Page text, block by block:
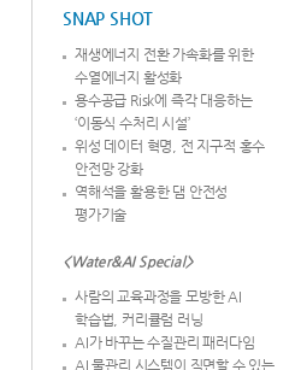
SNAP SHOT
재생에너지 전환 가속화를 위한
수열에너지 활성화
용수공급 Risk에 즉각 대응하는
‘이동식 수처리 시설’
위성 데이터 혁명, 전 지구적 홍수
안전망 강화
역해석을 활용한 댐 안전성
평가기술
<Water&AI Special>
사람의 교육과정을 모방한 AI
학습법, 커리큘럼 러닝
AI가 바꾸는 수질관리 패러다임
AI 물관리 시스템이 직면할 수 있는